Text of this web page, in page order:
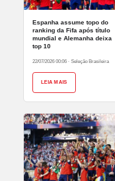
Espanha assume topo do
ranking da Fifa após título
mundial e Alemanha deixa
top 10
22/07/2026 00:06 · Seleção Brasileira
LEIA MAIS